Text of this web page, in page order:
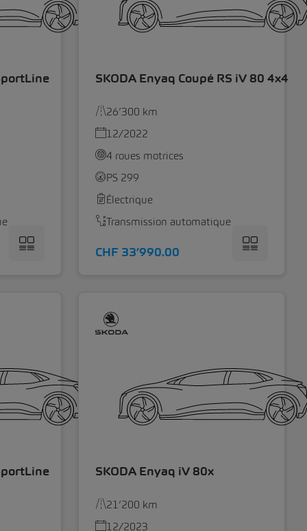
SKODA Enyaq Coupé RS iV 80 4x4
26’300 km
12/2022
4 roues motrices
PS 299
Électrique
Transmission automatique
CHF 33’990.00
SKODA Enyaq iV 80x
21’200 km
12/2023